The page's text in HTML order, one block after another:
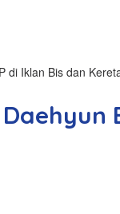
di Iklan Bis dan